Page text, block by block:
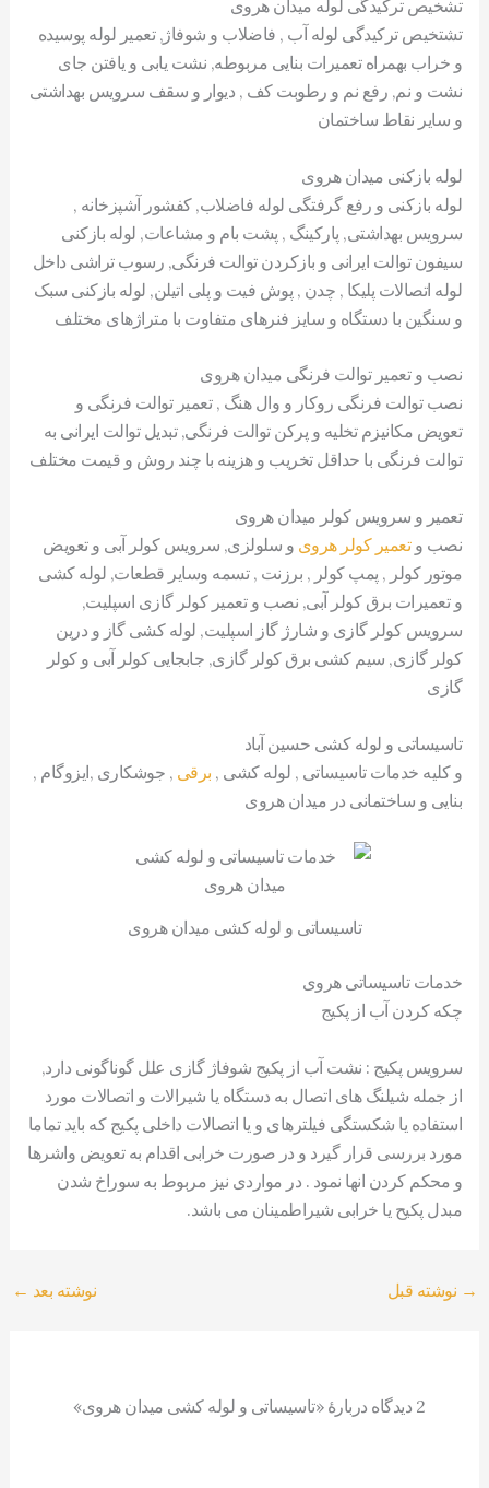
تشخیص ترکیدگی لوله میدان هروی
تشتخیص ترکیدگی لوله آب , فاضلاب و شوفاژ, تعمیر لوله پوسیده
و خراب بهمراه تعمیرات بنایی مربوطه, نشت یابی و یافتن جای
نشت و نم, رفع نم و رطوبت کف , دیوار و سقف سرویس بهداشتی
و سایر نقاط ساختمان
لوله بازکنی میدان هروی
لوله بازکنی و رفع گرفتگی لوله فاضلاب, کفشور آشپزخانه ,
سرویس بهداشتی, پارکینگ , پشت بام و مشاعات, لوله بازکنی
سیفون توالت ایرانی و بازکردن توالت فرنگی, رسوب تراشی داخل
لوله اتصالات پلیکا , چدن , پوش فیت و پلی اتیلن, لوله بازکنی سبک
و سنگین با دستگاه و سایز فنرهای متفاوت با متراژهای مختلف
نصب و تعمیر توالت فرنگی میدان هروی
نصب توالت فرنگی روکار و وال هنگ , تعمیر توالت فرنگی و
تعویض مکانیزم تخلیه و پرکن توالت فرنگی, تبدیل توالت ایرانی به
توالت فرنگی با حداقل تخریب و هزینه با چند روش و قیمت مختلف
تعمیر و سرویس کولر میدان هروی
نصب وتعمیر کولر هروی و سلولزی, سرویس کولر آبی و تعویض
موتور کولر , پمپ کولر , برزنت , تسمه وسایر قطعات, لوله کشی
و تعمیرات برق کولر آبی, نصب و تعمیر کولر گازی اسپلیت,
سرویس کولر گازی و شارژ گاز اسپلیت, لوله کشی گاز و درین
کولر گازی, سیم کشی برق کولر گازی, جابجایی کولر آبی و کولر
گازی
تاسیساتی و لوله کشی حسین آباد
و کلیه خدمات تاسیساتی , لوله کشی , برقی , جوشکاری ,ایزوگام ,
بنایی و ساختمانی در میدان هروی
تاسیساتی و لوله کشی میدان هروی
خدمات تاسیساتی هروی
چکه کردن آب از پکیج
سرویس پکیج : نشت آب از پکیج شوفاژ گازی علل گوناگونی دارد,
از جمله شیلنگ های اتصال به دستگاه یا شیرالات و اتصالات مورد
استفاده یا شکستگی فیلترهای و یا اتصالات داخلی پکیج که باید تماما
مورد بررسی قرار گیرد و در صورت خرابی اقدام به تعویض واشرها
و محکم کردن انها نمود . در مواردی نیز مربوط به سوراخ شدن
مبدل پکیح یا خرابی شیراطمینان می باشد.
→ نوشته قبل نوشته بعد ←
2 دیدگاه دربارهٔ «تاسیساتی و لوله کشی میدان هروی»